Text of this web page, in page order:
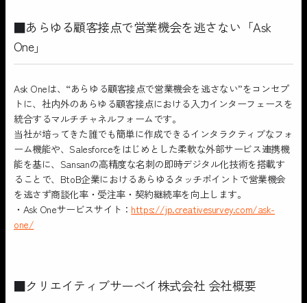
■あらゆる顧客接点で営業機会を逃さない「Ask
One」
Ask Oneは、“あらゆる顧客接点で営業機会を逃さない”をコンセプ
トに、社内外のあらゆる顧客接点における入力インターフェースを
統合するマルチチャネルフォームです。
当社が培ってきた誰でも簡単に作成できるインタラクティブなフォ
ーム機能や、Salesforceをはじめとした柔軟な外部サービス連携機
能を基に、Sansanの高精度な名刺の即時デジタル化技術を搭載す
ることで、BtoB企業におけるあらゆるタッチポイントで営業機会
を逃さず商談化率・受注率・契約継続率を向上します。
・Ask Oneサービスサイト： https://jp.creativesurvey.com/ask-
one/
■クリエイティブサーベイ株式会社 会社概要